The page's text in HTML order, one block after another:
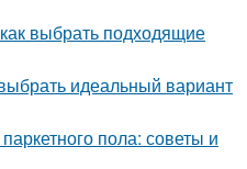
выбрать подходящие
идеальный вариант
пола: советы и